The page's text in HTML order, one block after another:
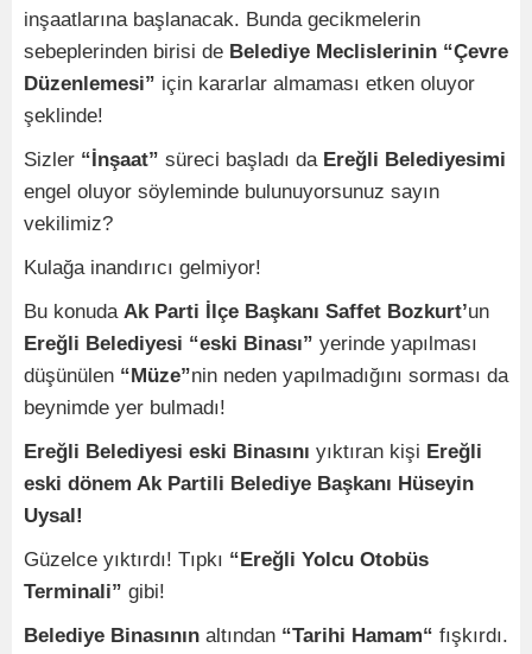
inşaatlarına başlanacak. Bunda gecikmelerin
sebeplerinden birisi de Belediye Meclislerinin “Çevre
Düzenlemesi” için kararlar almaması etken oluyor
şeklinde!
Sizler “İnşaat” süreci başladı da Ereğli Belediyesimi
engel oluyor söyleminde bulunuyorsunuz sayın
vekilimiz?
Kulağa inandırıcı gelmiyor!
Bu konuda Ak Parti İlçe Başkanı Saffet Bozkurt’un
Ereğli Belediyesi “eski Binası” yerinde yapılması
düşünülen “Müze”nin neden yapılmadığını sorması da
beynimde yer bulmadı!
Ereğli Belediyesi eski Binasını yıktıran kişi Ereğli
eski dönem Ak Partili Belediye Başkanı Hüseyin
Uysal!
Güzelce yıktırdı! Tıpkı “Ereğli Yolcu Otobüs
Terminali” gibi!
Belediye Binasının altından “Tarihi Hamam“ fışkırdı.